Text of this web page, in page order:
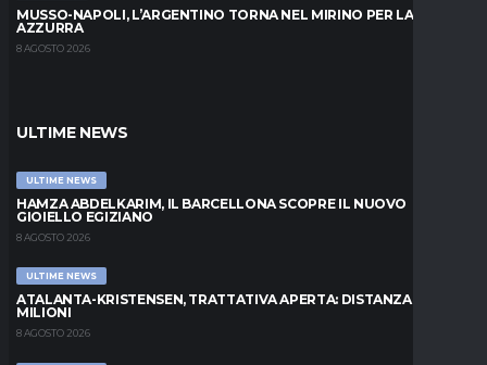
MUSSO-NAPOLI, L’ARGENTINO TORNA NEL MIRINO PER LA PORTA
AZZURRA
8 AGOSTO 2026
ULTIME NEWS
ULTIME NEWS
HAMZA ABDELKARIM, IL BARCELLONA SCOPRE IL NUOVO
GIOIELLO EGIZIANO
8 AGOSTO 2026
ULTIME NEWS
ATALANTA-KRISTENSEN, TRATTATIVA APERTA: DISTANZA DI 5
MILIONI
8 AGOSTO 2026